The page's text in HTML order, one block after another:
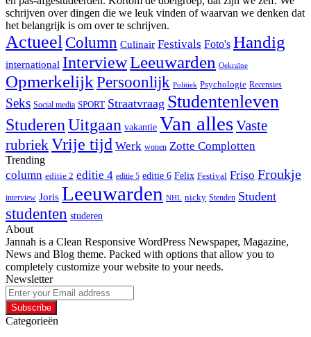
schrijven over dingen die we leuk vinden of waarvan we denken dat
het belangrijk is om over te schrijven.
Actueel Column Culinair Festivals Foto's Handig
international InterviewLeeuwarden Oekraïne
OpmerkelijkPersoonlijk Politiek Psychologie Recensies
Seks Social media SPORT Straatvraag Studentenleven
StuderenUitgaan vakantie Van allesVaste
rubriekVrije tijd Werk wonen Zotte Complotten
Trending
column editie 2 editie 4 editie 5 editie 6 Felix Festival Friso Froukje
interview Joris Leeuwarden NHL nicky Stenden Student
studenten studeren
About
Jannah is a Clean Responsive WordPress Newspaper, Magazine,
News and Blog theme. Packed with options that allow you to
completely customize your website to your needs.
Newsletter
Enter
your
Email
address
Categorieën